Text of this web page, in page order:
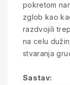
pokretom
zglob kao
razdvojili
na celu
stvaranja
Sastav: